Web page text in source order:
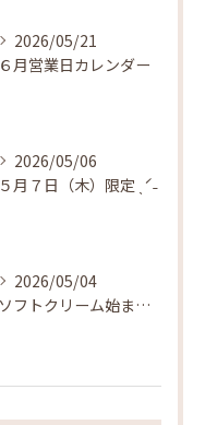
2026/05/21
６月営業日カレンダー
2026/05/06
５月７日（木）限定 ˎˊ˗
2026/05/04
ソフトクリーム始まりました ˎˊ˗